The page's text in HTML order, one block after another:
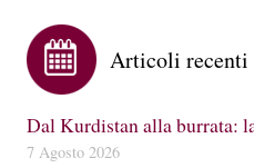
Articoli recenti
Dal Kurdistan alla burrata:
7 Agosto 2026